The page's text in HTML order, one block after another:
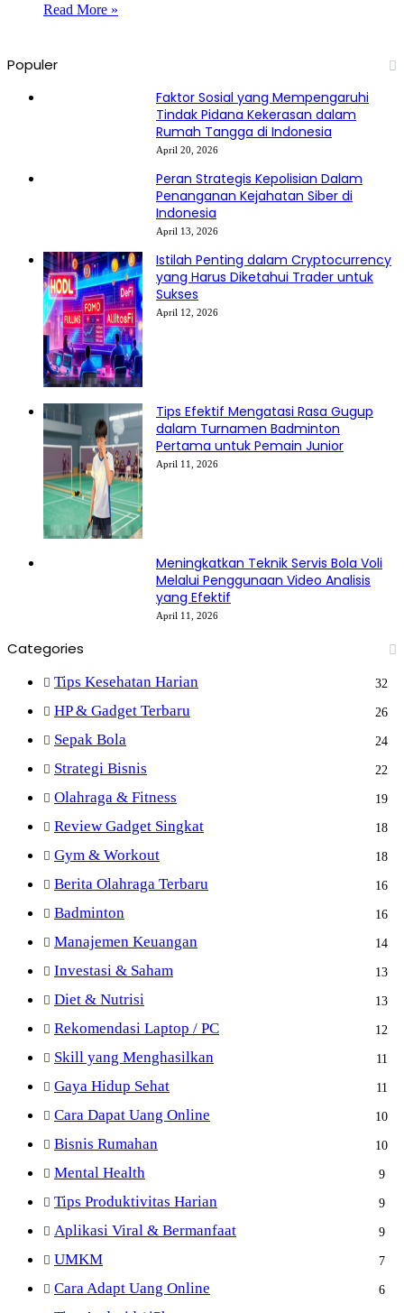
Read More »
Populer
Faktor Sosial yang Mempengaruhi
Tindak Pidana Kekerasan dalam
Rumah Tangga di Indonesia
April 20, 2026
Peran Strategis Kepolisian Dalam
Penanganan Kejahatan Siber di
Indonesia
April 13, 2026
Istilah Penting dalam Cryptocurrency
yang Harus Diketahui Trader untuk
Sukses
April 12, 2026
Tips Efektif Mengatasi Rasa Gugup
dalam Turnamen Badminton
Pertama untuk Pemain Junior
April 11, 2026
Meningkatkan Teknik Servis Bola Voli
Melalui Penggunaan Video Analisis
yang Efektif
April 11, 2026
Categories
Tips Kesehatan Harian 32
HP & Gadget Terbaru 26
Sepak Bola 24
Strategi Bisnis 22
Olahraga & Fitness 19
Review Gadget Singkat 18
Gym & Workout 18
Berita Olahraga Terbaru 16
Badminton 16
Manajemen Keuangan 14
Investasi & Saham 13
Diet & Nutrisi 13
Rekomendasi Laptop / PC 12
Skill yang Menghasilkan 11
Gaya Hidup Sehat 11
Cara Dapat Uang Online 10
Bisnis Rumahan 10
Mental Health 9
Tips Produktivitas Harian 9
Aplikasi Viral & Bermanfaat 9
UMKM 7
Cara Adapt Uang Online 6